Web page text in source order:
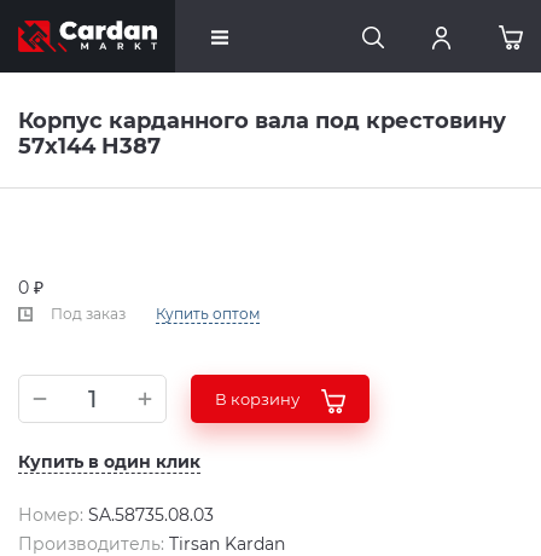
Корпус карданного вала под крестовину
57x144 H387
0 ₽
Под заказ Купить оптом
В корзину
Купить в один клик
Номер: SA.58735.08.03
Производитель: Tirsan Kardan